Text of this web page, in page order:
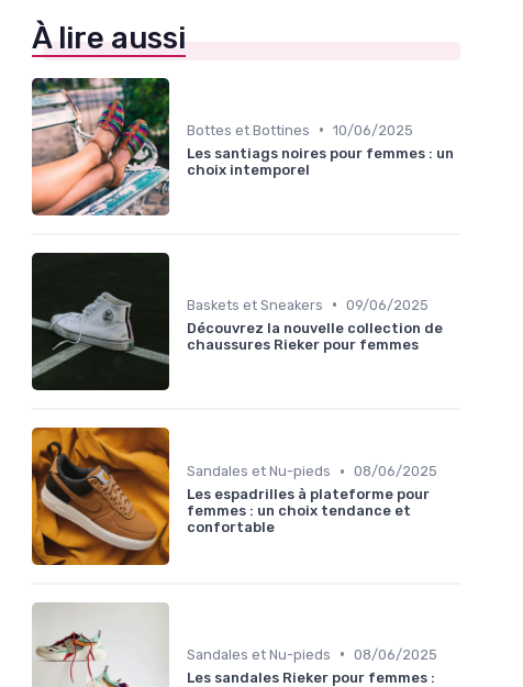
À lire aussi
Bottes et Bottines • 10/06/2025
Les santiags noires pour femmes : un
choix intemporel
Baskets et Sneakers • 09/06/2025
Découvrez la nouvelle collection de
chaussures Rieker pour femmes
Sandales et Nu-pieds • 08/06/2025
Les espadrilles à plateforme pour
femmes : un choix tendance et
confortable
Sandales et Nu-pieds • 08/06/2025
Les sandales Rieker pour femmes :